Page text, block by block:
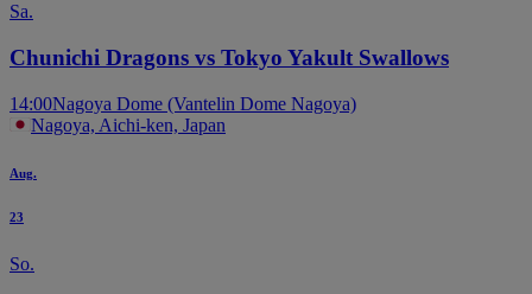
Sa.
Chunichi Dragons vs Tokyo Yakult Swallows
14:00Nagoya Dome (Vantelin Dome Nagoya)
Nagoya, Aichi-ken, Japan
Aug.
23
So.